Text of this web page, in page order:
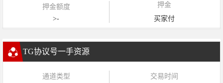
押金额度
>-
押金
买家付
TG协议号一手资源
通道类型
交易时间